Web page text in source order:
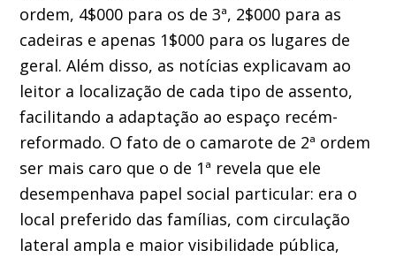
ordem, 4$000 para os de 3ª, 2$000 para as
cadeiras e apenas 1$000 para os lugares de
geral. Além disso, as notícias explicavam ao
leitor a localização de cada tipo de assento,
facilitando a adaptação ao espaço recém-
reformado. O fato de o camarote de 2ª ordem
ser mais caro que o de 1ª revela que ele
desempenhava papel social particular: era o
local preferido das famílias, com circulação
lateral ampla e maior visibilidade pública,